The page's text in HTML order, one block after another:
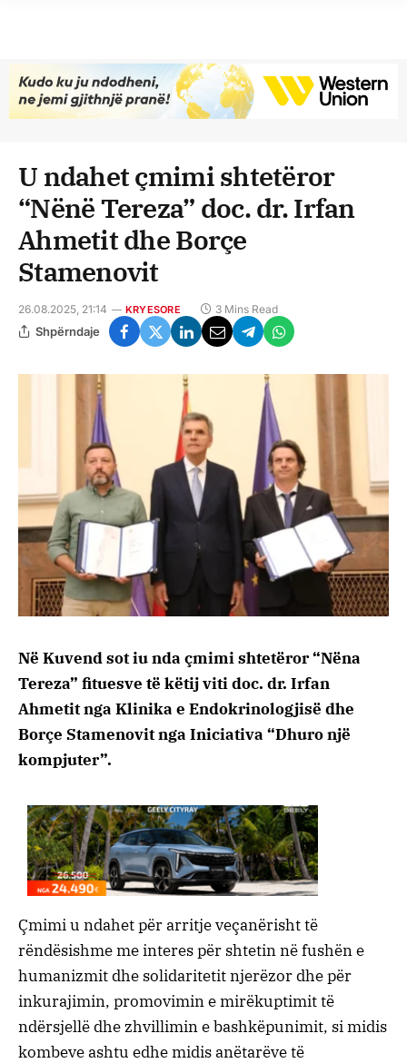
U ndahet çmimi shtetëror
“Nënë Tereza” doc. dr. Irfan
Ahmetit dhe Borçe
Stamenovit
26.08.2025, 21:14 KRYESORE 3 Mins Read
Shpërndaje
Në Kuvend sot iu nda çmimi shtetëror “Nëna
Tereza” fituesve të këtij viti doc. dr. Irfan
Ahmetit nga Klinika e Endokrinologjisë dhe
Borçe Stamenovit nga Iniciativa “Dhuro një
kompjuter”.
Çmimi u ndahet për arritje veçanërisht të
rëndësishme me interes për shtetin në fushën e
humanizmit dhe solidaritetit njerëzor dhe për
inkurajimin, promovimin e mirëkuptimit të
ndërsjellë dhe zhvillimin e bashkëpunimit, si midis
kombeve ashtu edhe midis anëtarëve të